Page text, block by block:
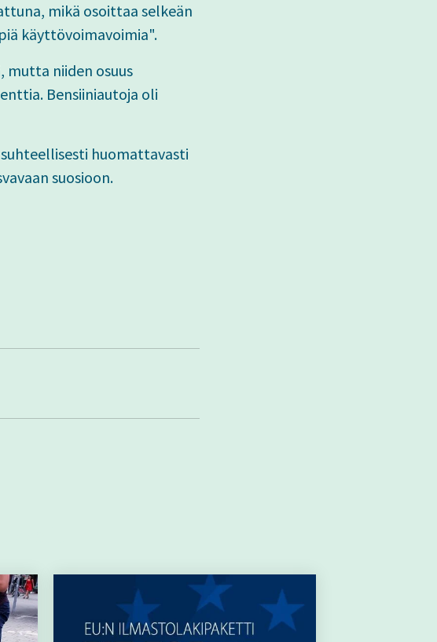
mikä osoittaa selkeän
käyttövoimavoimia".
mutta niiden osuus
Bensiiniautoja oli
huomattavasti
suosioon.